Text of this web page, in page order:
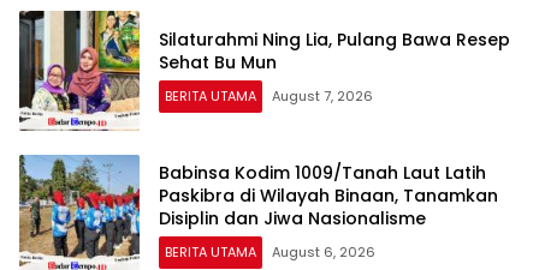
Silaturahmi Ning Lia, Pulang Bawa Resep
Sehat Bu Mun
BERITA UTAMA August 7, 2026
Babinsa Kodim 1009/Tanah Laut Latih
Paskibra di Wilayah Binaan, Tanamkan
Disiplin dan Jiwa Nasionalisme
BERITA UTAMA August 6, 2026